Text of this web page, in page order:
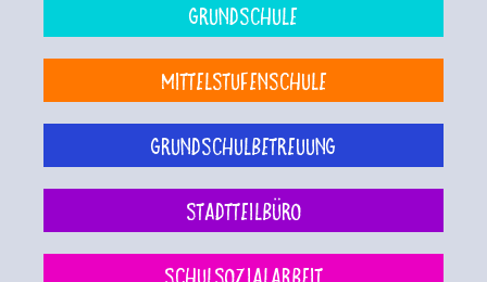
Grundschule
Mittelstufenschule
Grundschulbetreuung
Stadtteilbüro
Schulsozialarbeit